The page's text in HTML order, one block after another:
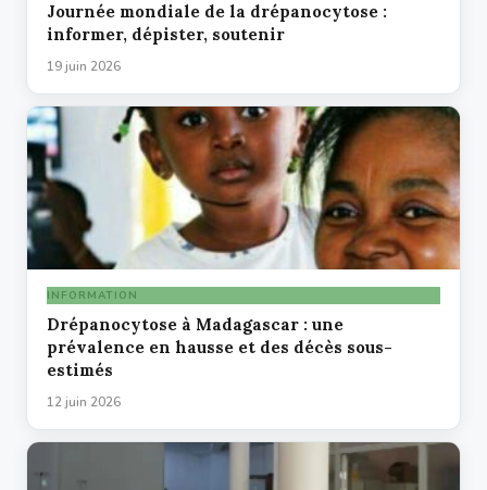
Journée mondiale de la drépanocytose :
informer, dépister, soutenir
19 juin 2026
INFORMATION
Drépanocytose à Madagascar : une
prévalence en hausse et des décès sous-
estimés
12 juin 2026